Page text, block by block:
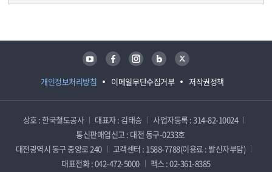
개인정보처리방침 이메일무단수집거부 저작권정책
유튜브 페이스북 인스타그램 블로그 트위터
상호 : 한국철도공사 대표자 : 김태승
사업자등록 : 314-82-10024
통신판매업신고 : 대전 동구-0233호
대전광역시 동구 중앙로 240
고객센터 : 1588-7788(이용료 : 발신자부담)
대표전화 : 042-472-5000
팩스 : 02-361-8385